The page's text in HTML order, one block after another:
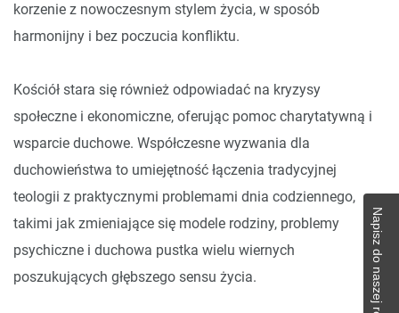
korzenie z nowoczesnym stylem życia, w sposób
harmonijny i bez poczucia konfliktu.
Kościół stara się również odpowiadać na kryzysy
społeczne i ekonomiczne, oferując pomoc charytatywną i
wsparcie duchowe. Współczesne wyzwania dla
duchowieństwa to umiejętność łączenia tradycyjnej
teologii z praktycznymi problemami dnia codziennego,
takimi jak zmieniające się modele rodziny, problemy
psychiczne i duchowa pustka wielu wiernych
poszukujących głębszego sensu życia.
Napisz do naszej redakcji!